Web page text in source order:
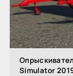
Simulator